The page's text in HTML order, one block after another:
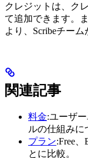
クレジットは、ク
て追加できます。
より、Scribeチー
関連記事
料金:ユーザ
ルの仕組みに
プラン:Free
とに比較。